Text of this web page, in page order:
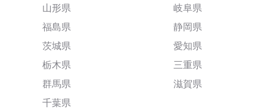
山形県
福島県
茨城県
栃木県
群馬県
千葉県
岐阜県
静岡県
愛知県
三重県
滋賀県